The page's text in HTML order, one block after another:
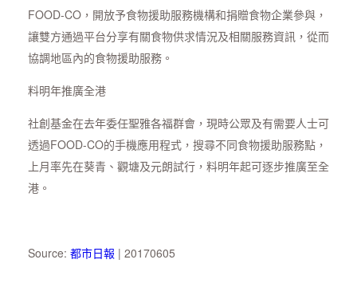
FOOD-CO，開放予食物援助服務機構和捐贈食物企業參與，
讓雙方通過平台分享有關食物供求情況及相關服務資訊，從而
協調地區內的食物援助服務。
料明年推廣全港
社創基金在去年委任聖雅各福群會，現時公眾及有需要人士可
透過FOOD-CO的手機應用程式，搜尋不同食物援助服務點，
上月率先在葵青、觀塘及元朗試行，料明年起可逐步推廣至全
港。
Source: 都市日報 | 20170605